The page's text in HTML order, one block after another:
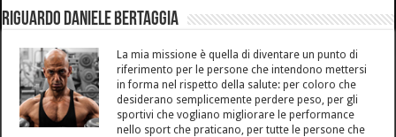
Riguardo Daniele Bertaggia
La mia missione è quella di diventare un punto di
riferimento per le persone che intendono mettersi
in forma nel rispetto della salute: per coloro che
desiderano semplicemente perdere peso, per gli
sportivi che vogliano migliorare le performance
nello sport che praticano, per tutte le persone che